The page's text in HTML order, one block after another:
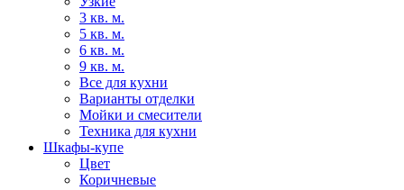
3 кв. м.
5 кв. м.
6 кв. м.
9 кв. м.
Все для кухни
Варианты отделки
Мойки и смесители
Техника для кухни
Шкафы-купе
Цвет
Коричневые